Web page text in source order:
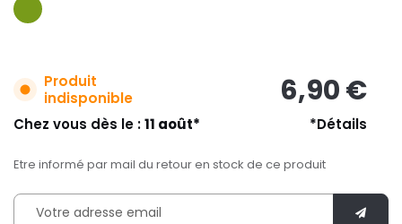
Produit
indisponible
6,90 €
Chez vous dès le :11 août* *Détails
Etre informé par mail du retour en stock de ce produit